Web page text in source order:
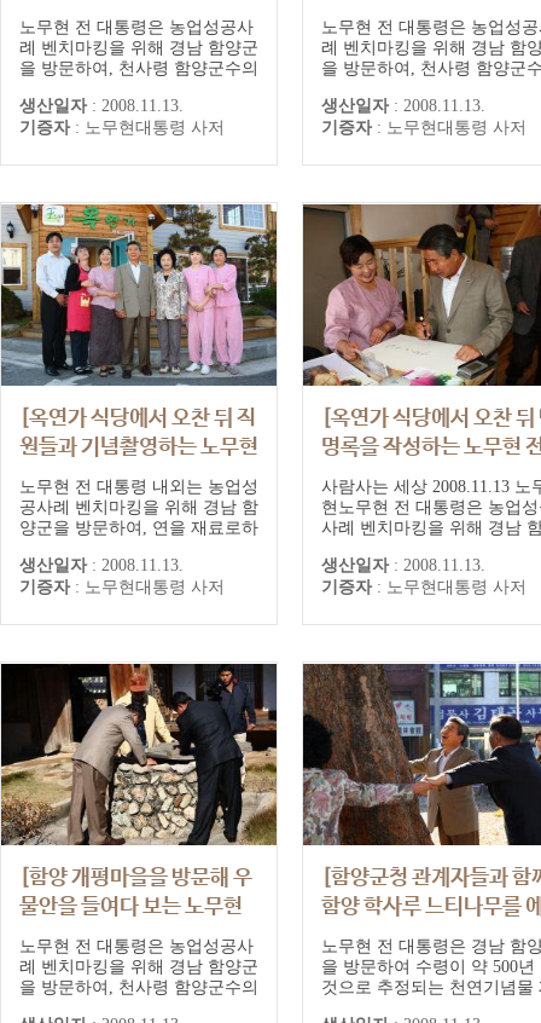
전 대통령]
노무현 전 대통령은 농업성공사
례 벤치마킹을 위해 경남 함양군
을 방문하여, 천사령 함양군수의
과 전국적인 명소로 개발된 상림
(숲)공원, 지곡면 개평마을, 지리
전 대통령은 "산골지역으로만
적인 농업경영을 하고 훌륭한 음
식을 만들어 내는 것은 놀랍
다"며 "함양군의 농업...
생산일자 : 2008.11.13.
기증자 : 노무현대통령 사저
전 대통령]
노무현 전 대통령은 농업성
례 벤치마킹을 위해 경남 함
을 방문하여, 천사령 함양군
과 전국적인 명소로 개발된
(숲)공원, 지곡면 개평마을,
전 대통령은 "산골지역으로만
적인 농업경영을 하고 훌륭
식을 만들어 내는 것은 놀랍
다"며 "함양군의 농업...
생산일자 : 2008.11.13.
기증자 : 노무현대통령 사저
[옥연가 식당에서 오찬 뒤 직
원들과 기념촬영하는 노무현
전 대통령과 권양숙 여사]
노무현 전 대통령 내외는 농업성
공사례 벤치마킹을 위해 경남 함
양군을 방문하여, 연을 재료로하
원들과 함께 기념촬영하고 있다.
생산일자 : 2008.11.13.
기증자 : 노무현대통령 사저
[옥연가 식당에서 오찬 뒤
명록을 작성하는 노무현
대통령]
사람사는 세상 2008.11.13 노
현노무현 전 대통령은 농업
사례 벤치마킹을 위해 경남
오찬을 가진 뒤 방명록을 작
고 있다.
생산일자 : 2008.11.13.
기증자 : 노무현대통령 사저
[함양 개평마을을 방문해 우
물안을 들여다 보는 노무현
전 대통령]
노무현 전 대통령은 농업성공사
례 벤치마킹을 위해 경남 함양군
을 방문하여, 천사령 함양군수의
[함양군청 관계자들과 함
함양 학사루 느티나무를
워싸는 노무현 전 대통령]
노무현 전 대통령은 경남 함
을 방문하여 수령이 약 500년
것으로 추정되는 천연기념물